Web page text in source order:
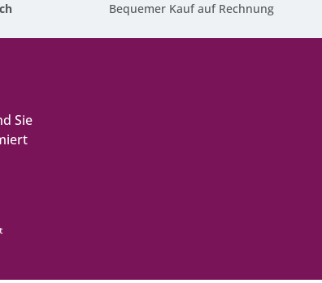
Bequemer Kauf auf Rechnung
Sie